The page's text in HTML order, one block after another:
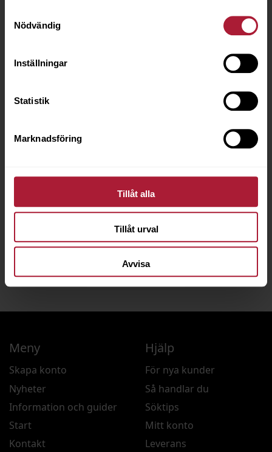
Nödvändig
Inställningar
Statistik
Marknadsföring
Tillåt alla
Tillåt urval
Avvisa
skickas samma dag
e‑handeln
Vår kundservice är
Skapa konto
Meny
Skapa konto
Nyheter
Information och guider
Start
Kontakt
Hjälp
För nya kunder
Så handlar du
Söktips
Mitt konto
Leverans